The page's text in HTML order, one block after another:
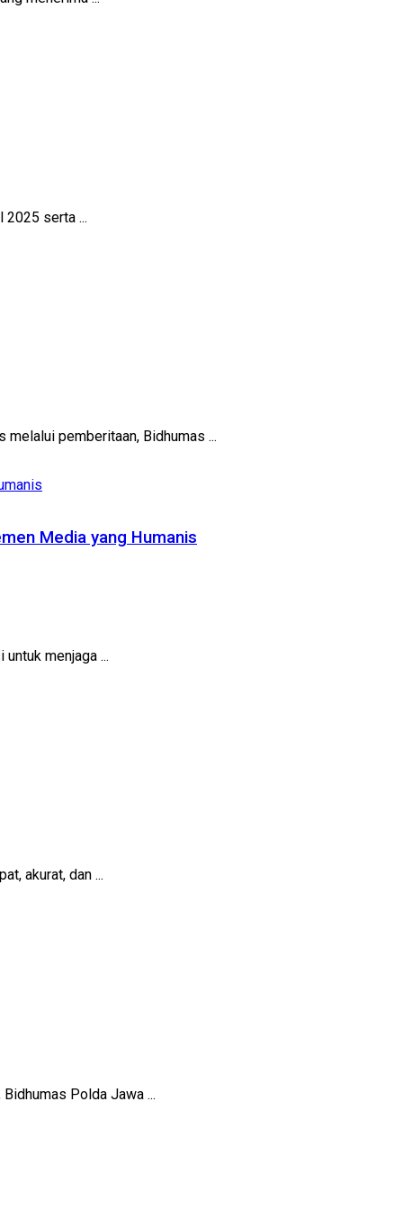
2025 serta ...
pemberitaan, Bidhumas ...
Media yang Humanis
menjaga ...
akurat, dan ...
Polda Jawa ...